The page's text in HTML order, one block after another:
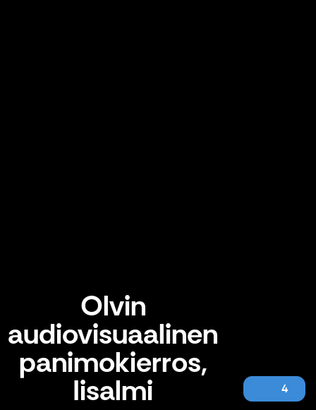
Olvin
audiovisuaalinen
panimokierros,
Iisalmi 4 Olvin audiovisuaalinen panimokierros, Iisalmi